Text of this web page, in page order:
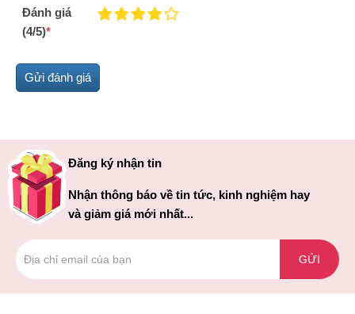
Đánh giá
(4/5)*
Đăng ký nhận tin
Nhận thông báo về tin tức, kinh nghiệm hay
và giảm giá mới nhất...
GỬI